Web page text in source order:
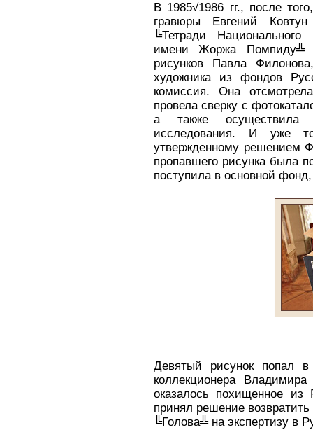
В 1985√1986 гг., после
гравюры Евгений
╚Тетради
имени Жоржа Помпиду╩
рисунков Павла
художника из фондов
комиссия. Она
провела сверку с
а также осуществила
исследования. И уже
утвержденному решением
пропавшего рисунка была
поступила в основной
Девятый рисунок попал
коллекционера
оказалось похищенное из
принял решение
╚Голова╩ на экспертизу в